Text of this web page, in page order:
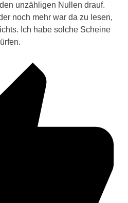
unzähligen Nullen drauf.
noch mehr war da zu lesen,
Ich habe solche Scheine